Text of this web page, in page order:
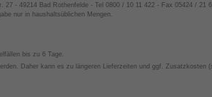
27 - 49214 Bad Rothenfelde - Tel 0800 / 10 11 422 - Fax 05424 / 21
nur in haushaltsüblichen Mengen.
bis zu 6 Tage.
Daher kann es zu längeren Lieferzeiten und ggf. Zusatzkosten